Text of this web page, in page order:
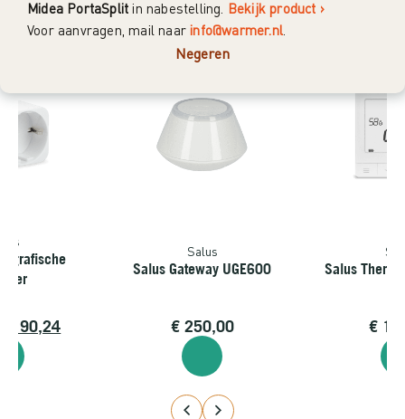
Midea PortaSplit in nabestelling. Bekijk product ›
Voor aanvragen, mail naarinfo@warmer.nl
Negeren
Best verkocht
90,24
Salus
Salus Gateway UGE600
€250,00
Salus
€